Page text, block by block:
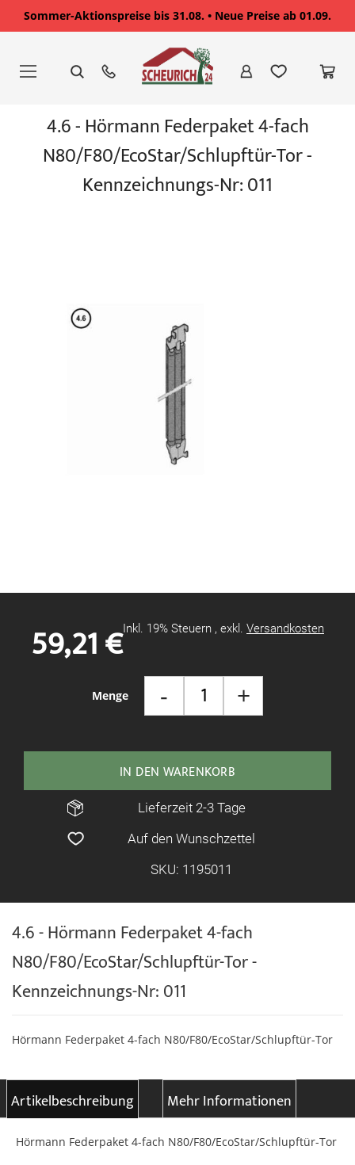
Sommer-Aktionspreise bis 31.08. • Neue Preise ab 01.09.
springen
4.6 - Hörmann Federpaket 4-fach
N80/F80/EcoStar/Schlupftür-Tor -
Kennzeichnungs-Nr: 011
Menge - +
59,21 €Inkl. 19% Steuern , exkl. Versandkosten
IN DEN WARENKORB
Lieferzeit 2-3 Tage
Auf den Wunschzettel
SKU: 1195011
Hörmann Federpaket 4-fach N80/F80/EcoStar/Schlupftür-Tor
Bildgalerie
4.6 - Hörmann Federpaket 4-fach
N80/F80/EcoStar/Schlupftür-Tor -
Kennzeichnungs-Nr: 011
springen
Artikelbeschreibung Mehr Informationen
Hörmann Federpaket 4-fach N80/F80/EcoStar/Schlupftür-Tor